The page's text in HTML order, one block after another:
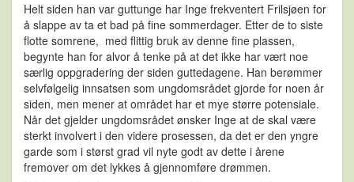
Helt siden han var guttunge har Inge frekventert Frilsjøen for
å slappe av ta et bad på fine sommerdager. Etter de to siste
flotte somrene, med flittig bruk av denne fine plassen,
begynte han for alvor å tenke på at det ikke har vært noe
særlig oppgradering der siden guttedagene. Han berømmer
selvfølgelig innsatsen som ungdomsrådet gjorde for noen år
siden, men mener at området har et mye større potensiale.
Når det gjelder ungdomsrådet ønsker Inge at de skal være
sterkt involvert i den videre prosessen, da det er den yngre
garde som i størst grad vil nyte godt av dette i årene
fremover om det lykkes å gjennomføre drømmen.